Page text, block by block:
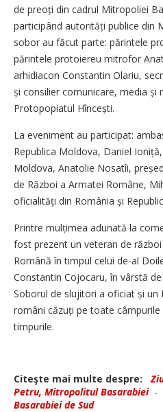
de preoți din cadrul Mitropoliei
participând autorități publice din
sobor au făcut parte: părintele
părintele protoiereu mitrofor
arhidiacon Constantin Olariu,
și consilier comunicare, media și
Protopopiatul Hîncești.
La eveniment au participat:
Republica Moldova, Daniel
Moldova, Anatolie Nosatîi,
de Război a Armatei Române,
oficialități din România și
Printre mulțimea adunată la
fost prezent un veteran de
Română în timpul celui de-al
Constantin Cojocaru, în vârstă de
Soborul de slujitori a oficiat și
români căzuți pe toate
timpurile.
Citeşte mai multe despre:
Petru, Mitropolitul Basarabiei-
Basarabiei de Sud